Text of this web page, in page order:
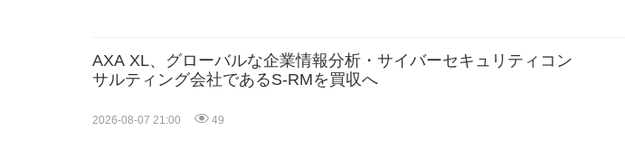
AXA XL、グローバルな企業情報分析・サイバーセキュリティコン
サルティング会社であるS-RMを買収へ
2026-08-07 21:00 49